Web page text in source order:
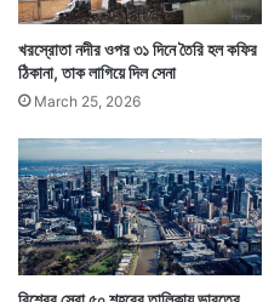
Tags Bhutan Lifestyle
খরস্রোতা নদীর ওপর ৩১ দিনে তৈরি হল কফির
ঠিকানা, তাক লাগিয়ে দিল সেনা
March 25, 2026